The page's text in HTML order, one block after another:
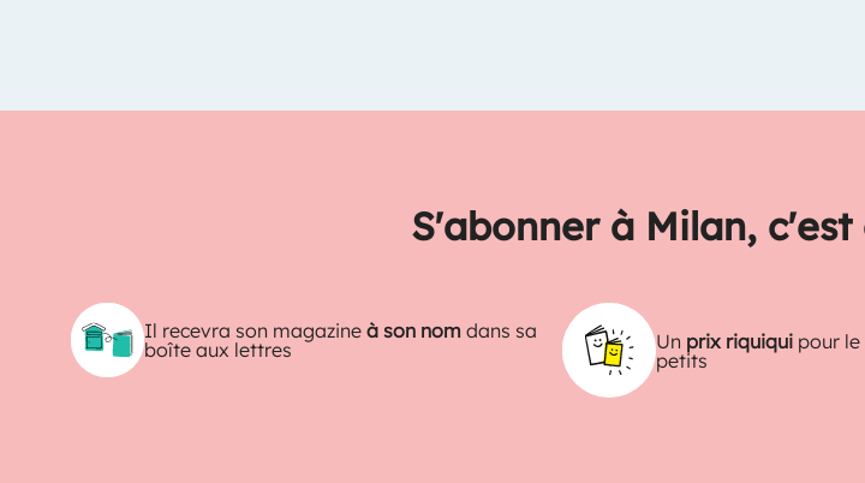
S'abonner à Milan,
Il recevra son magazineà son nom dans sa
boîte aux lettres
Un prix riquiqui pour le
petits